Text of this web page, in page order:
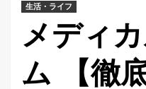
生活・ライフ
メディ
ム 【徹